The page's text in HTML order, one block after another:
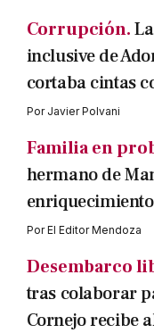
Corrupción.
inclusive de
cortaba cintas
Por Javier Polvani
Familia en
hermano de
PorEl Editor Mendoza
Desembarco
tras colaborar
Cornejo recibe